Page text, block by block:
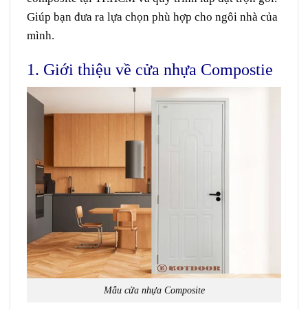
Giúp bạn đưa ra lựa chọn phù hợp cho ngôi nhà của
mình.
1. Giới thiệu về cửa nhựa Compostie
Mẫu cửa nhựa Composite